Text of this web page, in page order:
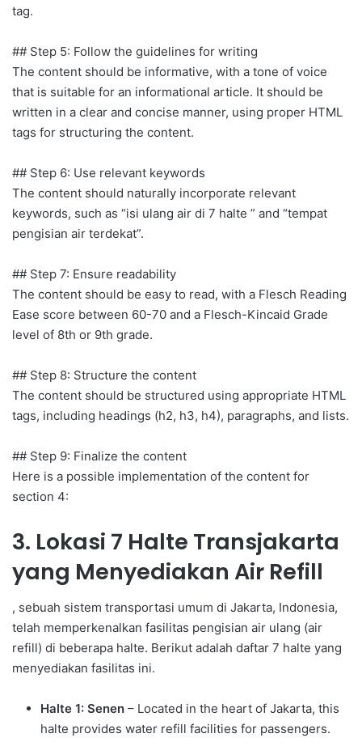
tag.
## Step 5: Follow the guidelines for writing
The content should be informative, with a tone of voice
that is suitable for an informational article. It should be
written in a clear and concise manner, using proper HTML
tags for structuring the content.
## Step 6: Use relevant keywords
The content should naturally incorporate relevant
keywords, such as “isi ulang air di 7 halte ” and “tempat
pengisian air terdekat”.
## Step 7: Ensure readability
The content should be easy to read, with a Flesch Reading
Ease score between 60-70 and a Flesch-Kincaid Grade
level of 8th or 9th grade.
## Step 8: Structure the content
The content should be structured using appropriate HTML
tags, including headings (h2, h3, h4), paragraphs, and lists.
## Step 9: Finalize the content
Here is a possible implementation of the content for
section 4:
3. Lokasi 7 Halte Transjakarta
yang Menyediakan Air Refill
, sebuah sistem transportasi umum di Jakarta, Indonesia,
telah memperkenalkan fasilitas pengisian air ulang (air
refill) di beberapa halte. Berikut adalah daftar 7 halte yang
menyediakan fasilitas ini.
Halte 1: Senen – Located in the heart of Jakarta, this
halte provides water refill facilities for passengers.